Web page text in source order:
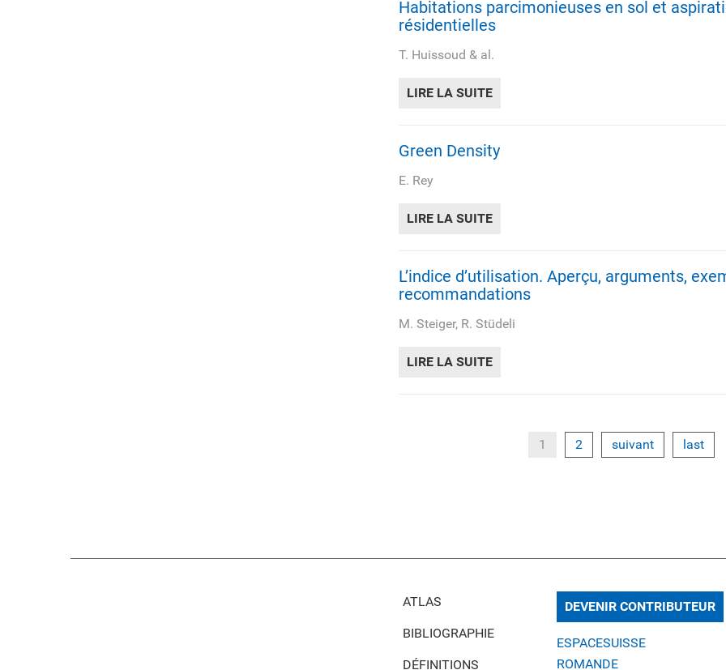
Habitations parcimonieuses en sol et
résidentielles
T. Huissoud & al.
LIRE LA SUITE
Green Density
E. Rey
LIRE LA SUITE
L’indice d’utilisation. Aperçu, arguments,
recommandations
M. Steiger, R. Stüdeli
LIRE LA SUITE
1 2 suivant last
ATLAS
BIBLIOGRAPHIE
DÉFINITIONS
DEVENIR CONTRIBUTEUR
ESPACESUISSE
ROMANDE